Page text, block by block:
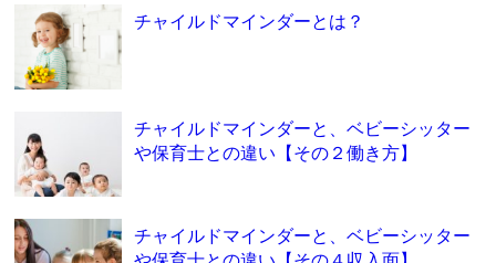
チャイルドマインダーとは？
チャイルドマインダーと、ベビーシッター
や保育士との違い【その２働き方】
チャイルドマインダーと、ベビーシッター